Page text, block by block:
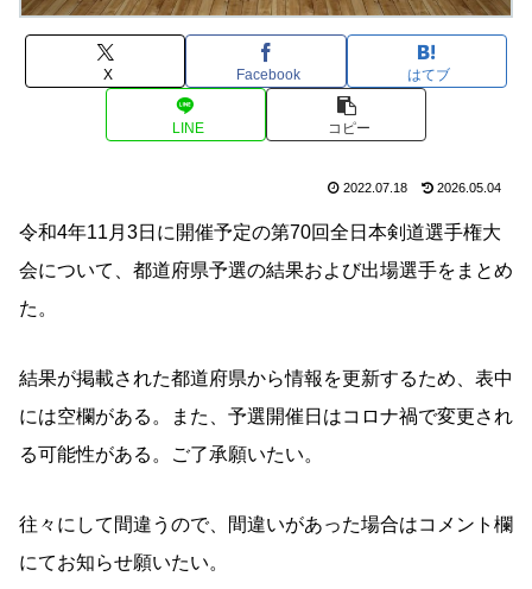
X Facebook はてブ
LINE コピー
2022.07.18 2026.05.04
令和4年11月3日に開催予定の第70回全日本剣道選手権大
会について、都道府県予選の結果および出場選手をまとめ
た。
結果が掲載された都道府県から情報を更新するため、表中
には空欄がある。また、予選開催日はコロナ禍で変更され
る可能性がある。ご了承願いたい。
往々にして間違うので、間違いがあった場合はコメント欄
にてお知らせ願いたい。